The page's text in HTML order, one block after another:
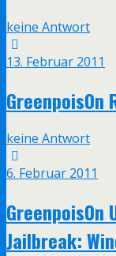
keine Antwort
13. Februar 2011
Greenpois0n
keine Antwort
6. Februar 2011
Greenpois0n
Jailbreak: